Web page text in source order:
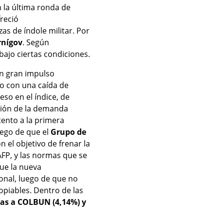
la última ronda de
de índole militar. Por
. Según
ciertas condiciones.
gran impulso
con una caída de
en el índice, de
de la demanda
a la primera
de que el Grupo de
el objetivo de frenar la
y las normas que se
la nueva
luego de que no
Dentro de las
a COLBUN (4,14%) y